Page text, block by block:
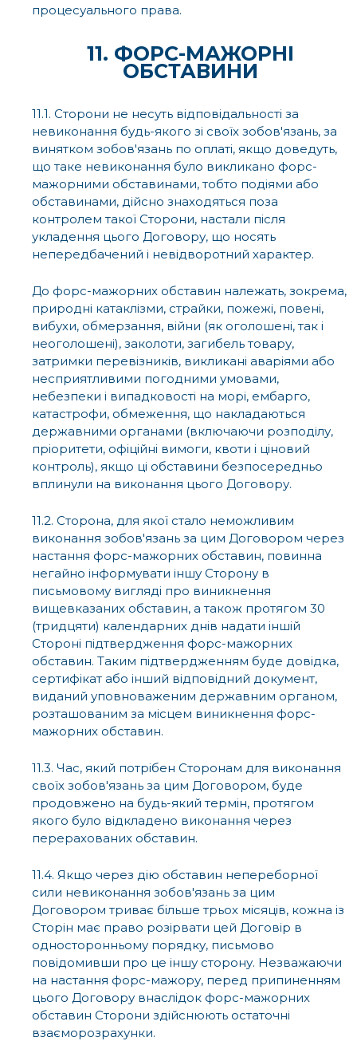
процесуального права.
11. ФОРС-МАЖОРНІ
ОБСТАВИНИ
11.1. Сторони не несуть відповідальності за
невиконання будь-якого зі своїх зобов'язань, за
винятком зобов'язань по оплаті, якщо доведуть,
що таке невиконання було викликано форс-
мажорними обставинами, тобто подіями або
обставинами, дійсно знаходяться поза
контролем такої Сторони, настали після
укладення цього Договору, що носять
непередбачений і невідворотний характер.
До форс-мажорних обставин належать, зокрема,
природні катаклізми, страйки, пожежі, повені,
вибухи, обмерзання, війни (як оголошені, так і
неоголошені), заколоти, загибель товару,
затримки перевізників, викликані аваріями або
несприятливими погодними умовами,
небезпеки і випадковості на морі, ембарго,
катастрофи, обмеження, що накладаються
державними органами (включаючи розподілу,
пріоритети, офіційні вимоги, квоти і ціновий
контроль), якщо ці обставини безпосередньо
вплинули на виконання цього Договору.
11.2. Сторона, для якої стало неможливим
виконання зобов'язань за цим Договором через
настання форс-мажорних обставин, повинна
негайно інформувати іншу Сторону в
письмовому вигляді про виникнення
вищевказаних обставин, а також протягом 30
(тридцяти) календарних днів надати іншій
Стороні підтвердження форс-мажорних
обставин. Таким підтвердженням буде довідка,
сертифікат або інший відповідний документ,
виданий уповноваженим державним органом,
розташованим за місцем виникнення форс-
мажорних обставин.
11.3. Час, який потрібен Сторонам для виконання
своїх зобов'язань за цим Договором, буде
продовжено на будь-який термін, протягом
якого було відкладено виконання через
перерахованих обставин.
11.4. Якщо через дію обставин непереборної
сили невиконання зобов'язань за цим
Договором триває більше трьох місяців, кожна із
Сторін має право розірвати цей Договір в
односторонньому порядку, письмово
повідомивши про це іншу сторону. Незважаючи
на настання форс-мажору, перед припиненням
цього Договору внаслідок форс-мажорних
обставин Сторони здійснюють остаточні
взаєморозрахунки.